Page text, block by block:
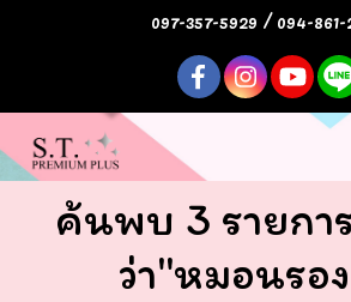
097-357-5929 / 094-
ค้นพบ 3 รายกา
ว่า"หมอนรอ